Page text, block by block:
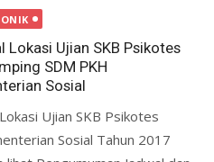
Lokasi Ujian SKB Psikotes
SDM PKH
Sosial
Ujian SKB Psikotes
Sosial Tahun 2017